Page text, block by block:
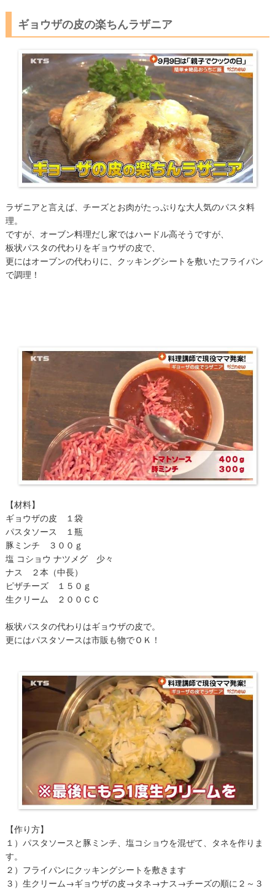
ギョウザの皮の楽ちんラザニア
ラザニアと言えば、チーズとお肉がたっぷりな大人気のパスタ料
理。
ですが、オーブン料理だし家ではハードル高そうですが、
板状パスタの代わりをギョウザの皮で、
更にはオーブンの代わりに、クッキングシートを敷いたフライパン
で調理！
【材料】
ギョウザの皮 １袋
パスタソース １瓶
豚ミンチ ３００ｇ
塩 コショウ ナツメグ 少々
ナス ２本（中長）
ピザチーズ １５０ｇ
生クリーム ２００ＣＣ
板状パスタの代わりはギョウザの皮で。
更にはパスタソースは市販も物でＯＫ！
【作り方】
１）パスタソースと豚ミンチ、塩コショウを混ぜて、タネを作りま
す。
２）フライパンにクッキングシートを敷きます
３）生クリーム→ギョウザの皮→タネ→ナス→チーズの順に２～３